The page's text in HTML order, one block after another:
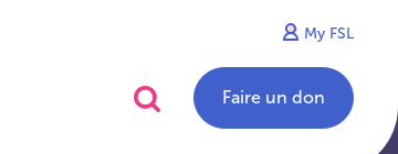
My FSL
Faire un don